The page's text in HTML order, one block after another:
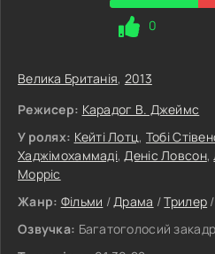
0
Велика Британія, 2013
Режисер: Карадог В. Джеймс
У ролях: Кейті Лотц, Тобі
Хаджімохаммаді,Деніс Ловсон,
Морріс
Жанр: Фільми /Драма /Трилер /
Озвучка: Багатоголосий